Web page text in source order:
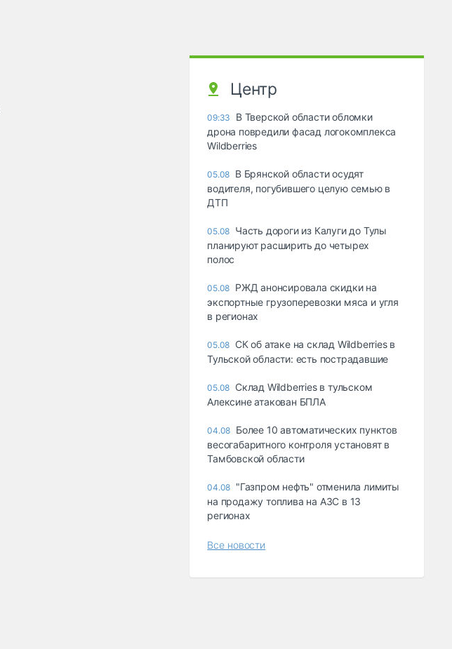
Центр
09:33
В Тверской области обломки
дрона повредили фасад логокомплекса
Wildberries
05.08 В Брянской области осудят
водителя, погубившего целую семью в
ДТП
05.08 Часть дороги из Калуги до Тулы
планируют расширить до четырех
полос
05.08 РЖД анонсировала скидки на
экспортные грузоперевозки мяса и угля
в регионах
05.08 СК об атаке на склад Wildberries в
Тульской области: есть пострадавшие
05.08 Склад Wildberries в тульском
Алексине атакован БПЛА
04.08 Более 10 автоматических пунктов
весогабаритного контроля установят в
Тамбовской области
04.08 "Газпром нефть" отменила лимиты
на продажу топлива на АЗС в 13
регионах
Все новости